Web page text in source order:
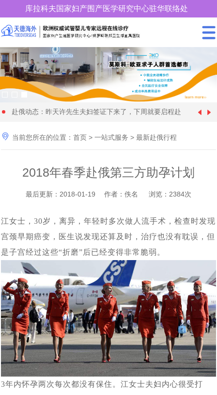
库拉科夫国家妇产围产医学研究中心驻华联络处
400-900-3185
赴俄动态：昨天许先生夫妇签证下来了，下周就要启程赴
[2024-09-20]
28 岁俄罗斯姑娘与57 岁的土耳其富商在格鲁吉亚代怀生
怀求子，现成功移植 [2024-08-28]
快要分娩了，马上8个月，俄罗斯试管婴儿机构开始为黄
女士找保姆了 [2024-08-11]
36岁单身女性赴俄罗斯找了一位同岁的代妈试管婴儿代怀
海外试管婴儿助孕有保障 [2024-06-07]
孩子快6个月了，第一次真实看到了宝宝，中国的”父母很
激动 [2024-05-31]
对于女生结婚不愿生孩子，很多男生可以接受，但是不能
接受不孕不育 [2024-05-15]
上个月赴俄罗斯试管婴儿助孕的陈先生的胚胎筛查结果出
来了， 5颗囊胚2颗过检（合格），2个男孩
大龄女性单身做试管求子：我只是没结婚，不代表我就没
有生育权 [2024-04-28]
南京夫妇赴俄罗斯试管婴儿求子，一边尝试自卵自怀一边
借卵代怀，准备与代妈同时移植看谁怀的宝宝出生 [2024-
04-24]
43岁的中年夫妇赴白俄罗斯代怀助孕，阶段性成功报告：
已经能听到孩子心跳了 [2024-04-15]
上周43岁陈先生夫妇赴俄罗斯试管婴儿求子，取得9颗卵
子8颗卵子成熟6颗成功受精5颗进入了囊胚阶段，超过了平均
水平 [2024-04-08]
血测HCG值为 398，上个月中旬赴俄罗斯要赴莫斯科做试
管婴儿一对常女士夫妇成功怀孕了 [2024-04-01]
刚刚检查显示胎儿已经三个月了，这对“夫妻”赴俄罗斯试
管助孕，男士在找卵妹借卵，女士找精卵银行借精 [2024-
03-25]
又有一波夫妻要赴俄罗斯做试管婴儿了，他们已经抵达了
莫斯科在做促排卵 [2024-03-18]
20多岁的小夫妻，国内试管婴儿移植5未着床，如果是你
 当前您所在的位置：首页 >一站式服务 >最新赴俄行程
2018年春季赴俄第三方助孕计划
最后更新：2018-01-19 作者：佚名 浏览：2384次
江女士，30岁，离异，年轻时多次做人流手术，检查时发现
宫颈早期癌变， 医生说发现还算及时，治疗也没有耽误，但
是子宫经过这些“折磨”后已经变得非常脆弱。
3年内怀孕两次每次都没有保住。江女士夫妇内心很受打